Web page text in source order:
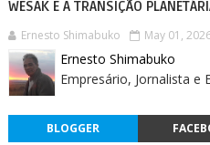
WESAK E A TRANSIÇÃO
Ernesto Shimabuko May 01,
Ernesto Shimabuko
Empresário, Jornalista e
BLOGGER